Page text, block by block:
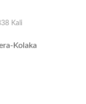
Kali
Kolaka